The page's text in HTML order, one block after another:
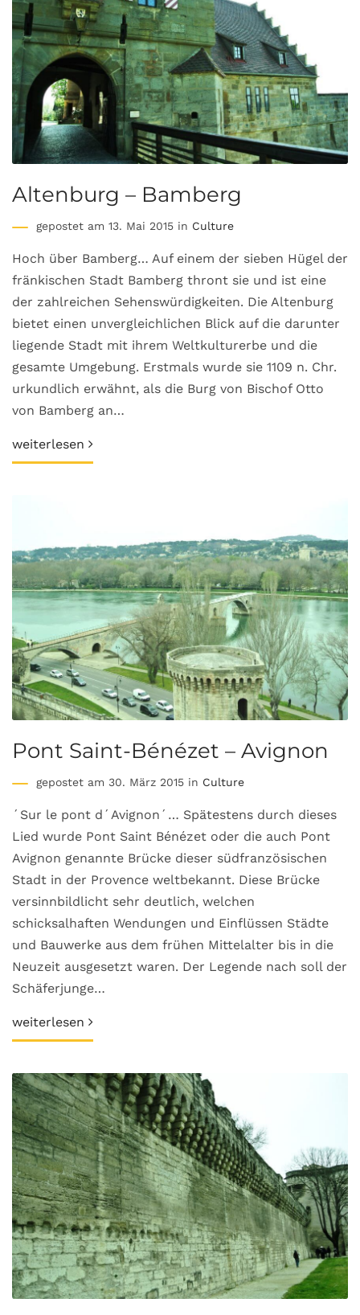
Altenburg – Bamberg
gepostet am 13. Mai 2015 in Culture
Hoch über Bamberg… Auf einem der sieben Hügel der
fränkischen Stadt Bamberg thront sie und ist eine
der zahlreichen Sehenswürdigkeiten. Die Altenburg
bietet einen unvergleichlichen Blick auf die darunter
liegende Stadt mit ihrem Weltkulturerbe und die
gesamte Umgebung. Erstmals wurde sie 1109 n. Chr.
urkundlich erwähnt, als die Burg von Bischof Otto
von Bamberg an…
weiterlesen
Pont Saint-Bénézet – Avignon
gepostet am 30. März 2015 in Culture
´Sur le pont d´Avignon´… Spätestens durch dieses
Lied wurde Pont Saint Bénézet oder die auch Pont
Avignon genannte Brücke dieser südfranzösischen
Stadt in der Provence weltbekannt. Diese Brücke
versinnbildlicht sehr deutlich, welchen
schicksalhaften Wendungen und Einflüssen Städte
und Bauwerke aus dem frühen Mittelalter bis in die
Neuzeit ausgesetzt waren. Der Legende nach soll der
Schäferjunge…
weiterlesen